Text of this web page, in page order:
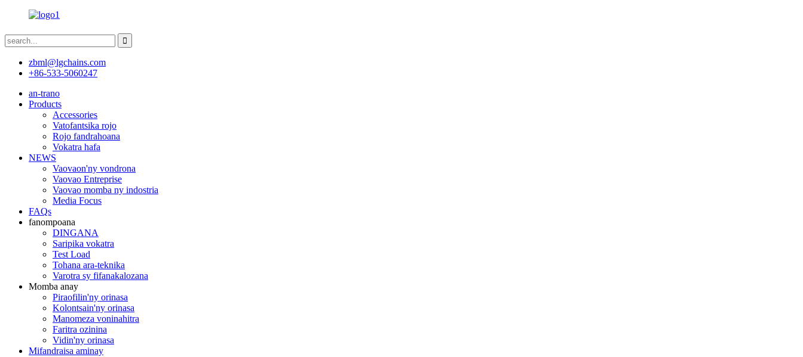
zbml@lgchains.com
+86-533-5060247
an-trano
Products
Accessories
Vatofantsika rojo
Rojo fandrahoana
Vokatra hafa
NEWS
Vaovaon'ny vondrona
Vaovao Entreprise
Vaovao momba ny indostria
Media Focus
FAQs
fanompoana
DINGANA
Saripika vokatra
Test Load
Tohana ara-teknika
Varotra sy fifanakalozana
Momba anay
Piraofilin'ny orinasa
Kolontsain'ny orinasa
Manomeza voninahitra
Faritra ozinina
Vidin'ny orinasa
Mifandraisa aminay